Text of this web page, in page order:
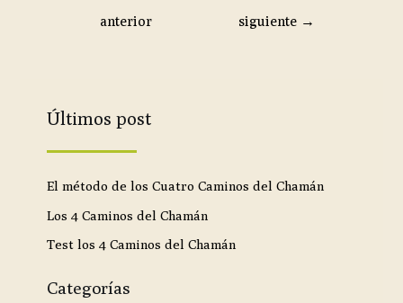
anterior
siguiente →
Últimos post
El método de los Cuatro Caminos del Chamán
Los 4 Caminos del Chamán
Test los 4 Caminos del Chamán
Categorías